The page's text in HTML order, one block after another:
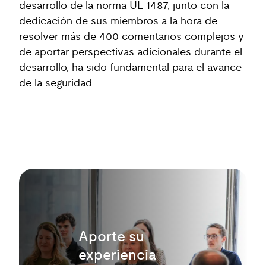
desarrollo de la norma UL 1487, junto con la
dedicación de sus miembros a la hora de
resolver más de 400 comentarios complejos y
de aportar perspectivas adicionales durante el
desarrollo, ha sido fundamental para el avance
de la seguridad.
Aporte su
experiencia